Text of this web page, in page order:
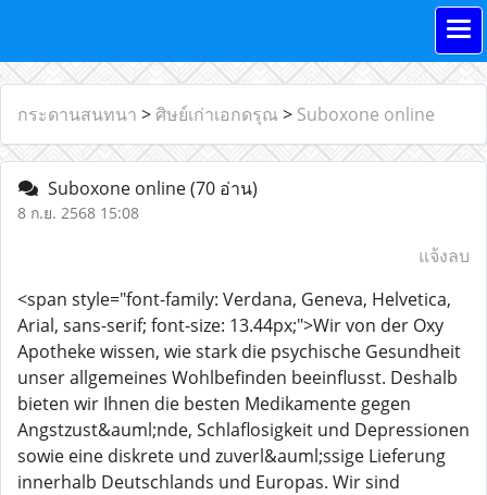
กระดานสนทนา > ศิษย์เก่าเอกดรุณ > Suboxone online
Suboxone online(70 อ่าน)
8 ก.ย. 2568 15:08
แจ้งลบ
<span style="font-family: Verdana, Geneva, Helvetica,
Arial, sans-serif; font-size: 13.44px;">Wir von der Oxy
Apotheke wissen, wie stark die psychische Gesundheit
unser allgemeines Wohlbefinden beeinflusst. Deshalb
bieten wir Ihnen die besten Medikamente gegen
Angstzust&auml;nde, Schlaflosigkeit und Depressionen
sowie eine diskrete und zuverl&auml;ssige Lieferung
innerhalb Deutschlands und Europas. Wir sind